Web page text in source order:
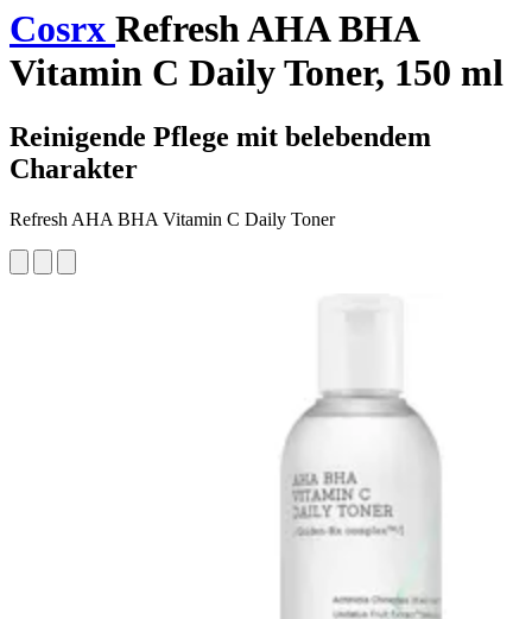
Cosrx Refresh AHA BHA
Vitamin C Daily Toner, 150 ml
Reinigende Pflege mit belebendem
Charakter
Refresh AHA BHA Vitamin C Daily Toner